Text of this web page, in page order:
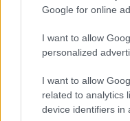
Google for online
I want to allow
personalized
I want to allow
related to analytics
device identifiers in